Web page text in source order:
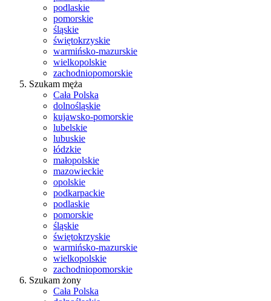
podlaskie
pomorskie
śląskie
świętokrzyskie
warmińsko-mazurskie
wielkopolskie
zachodniopomorskie
Szukam męża
Cała Polska
dolnośląskie
kujawsko-pomorskie
lubelskie
lubuskie
łódzkie
małopolskie
mazowieckie
opolskie
podkarpackie
podlaskie
pomorskie
śląskie
świętokrzyskie
warmińsko-mazurskie
wielkopolskie
zachodniopomorskie
Szukam żony
Cała Polska